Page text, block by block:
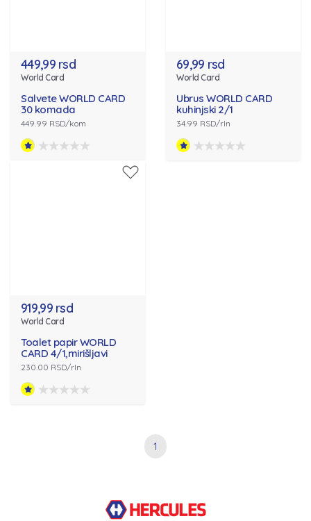
449,99 rsd
World Card
Salvete WORLD CARD
30 komada
449.99 RSD/kom
69,99 rsd
World Card
Ubrus WORLD CARD
kuhinjski 2/1
34.99 RSD/rln
919,99 rsd
World Card
Toalet papir WORLD
CARD 4/1,mirišljavi
230.00 RSD/rln
1